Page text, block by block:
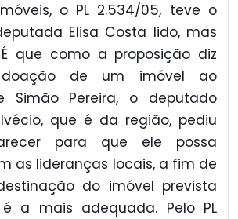
o PL 2.534/05, teve o
Elisa Costa lido, mas
que como a proposição diz
de um imóvel ao
Simão Pereira, o deputado
que é da região, pediu
para que ele possa
as lideranças locais, a fim de
do imóvel prevista
a mais adequada. Pelo PL